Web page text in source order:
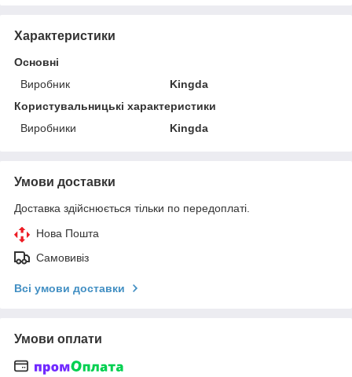
Характеристики
Основні
Виробник
Kingda
Користувальницькі характеристики
Виробники
Kingda
Умови доставки
Доставка здійснюється тільки по передоплаті.
Нова Пошта
Самовивіз
Всі умови доставки
Умови оплати